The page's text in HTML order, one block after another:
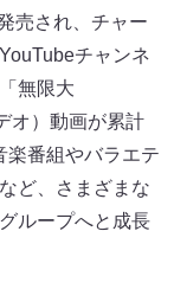
売され、チャー
チャンネ
無限大
オ）動画が累計
楽番組やバラエテ
ど、さまざまな
ループへと成長